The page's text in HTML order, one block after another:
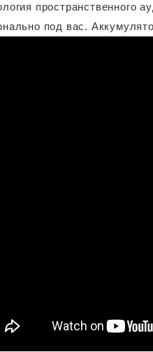
пространственного
под вас.